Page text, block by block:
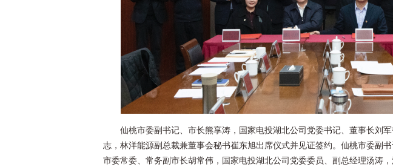
仙桃市委副书记、市长熊享涛，国家电投湖北公司党委书记、董事长刘
志，林洋能源副总裁兼董事会秘书崔东旭出席仪式并见证签约。仙桃市委副
市委常委、常务副市长胡常伟，国家电投湖北公司党委委员、副总经理汤涛